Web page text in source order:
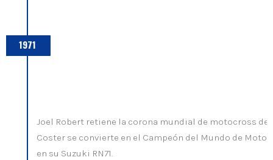
1971
Joel Robert retiene la corona mundial de motocross de
Coster se convierte en el Campeón del Mundo de
en su Suzuki RN71.